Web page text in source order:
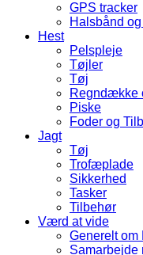
GPS tracker
Halsbånd
Hest
Pelspleje
Tøjler
Tøj
Regndække
Piske
Foder og
Jagt
Tøj
Trofæplade
Sikkerhed
Tasker
Tilbehør
Værd at vide
Generelt om